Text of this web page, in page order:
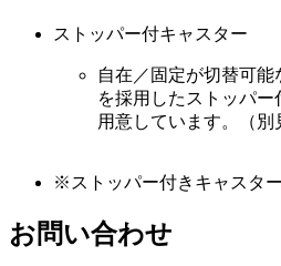
ストッパー付キャスター
自在／固定が切替可
を採用したストッパ
用意しています。（別
※ストッパー付きキャスタ
お問い合わせ